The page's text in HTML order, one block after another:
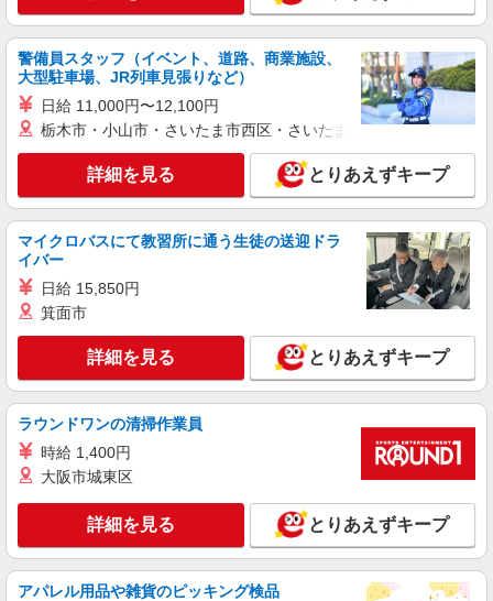
警備員スタッフ（イベント、道路、商業施設、
大型駐車場、JR列車見張りなど）
日給 11,000円〜12,100円
栃木市・小山市・さいたま市西区・さいたま市岩槻区・久喜市・
詳細を見る とりあえずキープ
マイクロバスにて教習所に通う生徒の送迎ドラ
イバー
日給 15,850円
箕面市
詳細を見る とりあえずキープ
ラウンドワンの清掃作業員
時給 1,400円
大阪市城東区
詳細を見る とりあえずキープ
アパレル用品や雑貨のピッキング検品